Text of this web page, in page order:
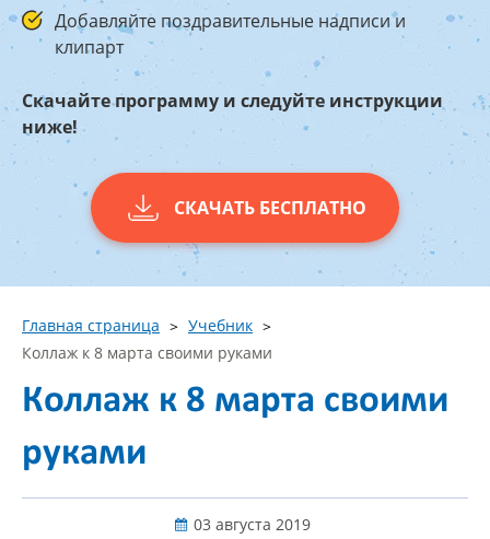
Добавляйте поздравительные надписи и
клипарт
Скачайте программу и следуйте инструкции
ниже!
СКАЧАТЬ БЕСПЛАТНО
Главная страница
Учебник
Коллаж к 8 марта своими руками
Коллаж к 8 марта своими
руками
03 августа 2019